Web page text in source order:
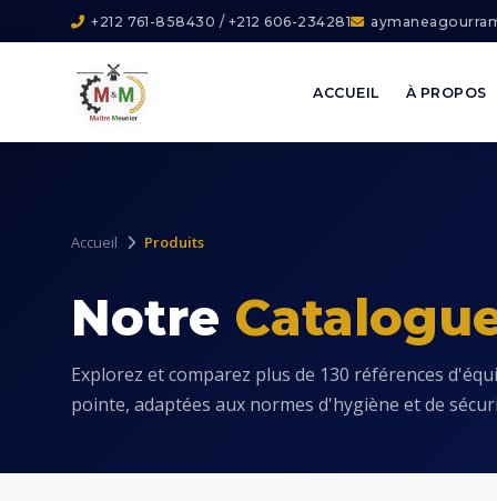
+212 761-858430 / +212 606-234281
ACCUEIL À PROPOS
Broyage &
Accueil Produits
Notre
Explorez et comparez plus de 130 références
pointe, adaptées aux normes d'hygiène et de